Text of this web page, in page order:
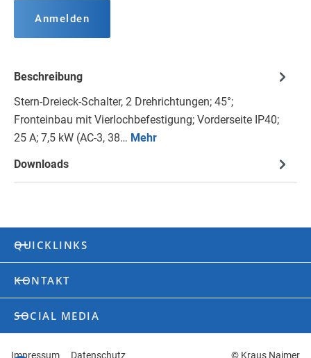
Anmelden
Beschreibung
Stern-Dreieck-Schalter, 2 Drehrichtungen; 45°;
Fronteinbau mit Vierlochbefestigung; Vorderseite IP40;
25 A; 7,5 kW (AC-3, 38… Mehr
Downloads
QUICKLINKS
KONTAKT
SOCIAL MEDIA
Impressum Datenschutz © Kraus Naimer